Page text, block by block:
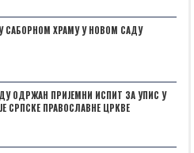
САБОРНОМ ХРАМУ У НОВОМ САДУ
ОДРЖАН ПРИЈЕМНИ ИСПИТ ЗА УПИС У
СРПСКЕ ПРАВОСЛАВНЕ ЦРКВЕ